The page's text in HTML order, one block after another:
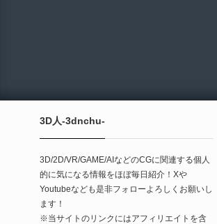
3D人-3dnchu-
3D/2D/VR/GAME/AIなどのCGに関連する個人
的に気になる情報をほぼ毎日紹介！Xや
Youtubeなども是非フォローよろしくお願いし
ます！
※当サイトのリンクにはアフィリエイトを含